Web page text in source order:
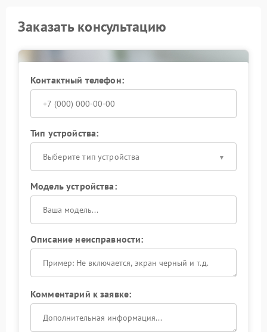
Заказать консультацию
Контактный телефон:
Тип устройства:
Выберите тип устройства
Модель устройства:
Описание неисправности:
Комментарий к заявке: